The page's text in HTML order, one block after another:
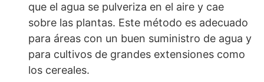
que el agua se pulveriza en el aire y cae
sobre las plantas. Este método es adecuado
para áreas con un buen suministro de agua y
para cultivos de grandes extensiones como
los cereales.